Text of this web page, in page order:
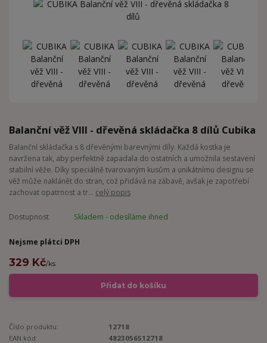
Balanční věž VIII - dřevěná skládačka 8 dílů Cubika
Balanční skládačka s 8 dřevěnými barevnými díly. Každá kostka je
navržena tak, aby perfektně zapadala do ostatních a umožnila sestavení
stabilní věže. Díky speciálně tvarovaným kusům a unikátnímu designu se
věž může naklánět do stran, což přidává na zábavě, avšak je zapotřebí
zachovat opatrnost a tr... celý popis
Dostupnost Skladem - odesíláme ihned
Nejsme plátci DPH
329 Kč/ks
Přidat do košíku
Číslo produktu:
12718
EAN kód:
4823056512718